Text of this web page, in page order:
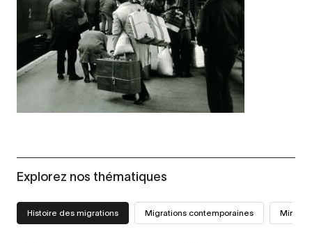
Explorez nos thématiques
Histoire des migrations Migrations contemporaines Mini-